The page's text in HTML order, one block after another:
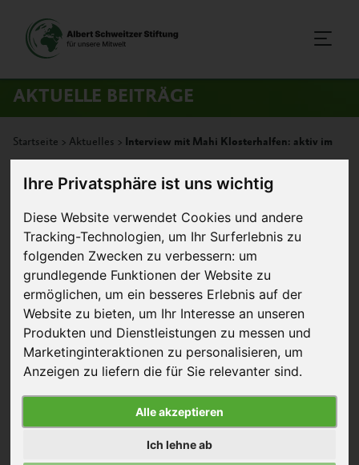
Ihre Privatsphäre ist uns wichtig
Diese Website verwendet Cookies und andere
Tracking-Technologien, um Ihr Surferlebnis zu
folgenden Zwecken zu verbessern: um
grundlegende Funktionen der Website zu
ermöglichen, um ein besseres Erlebnis auf der
Website zu bieten, um Ihr Interesse an unseren
Produkten und Dienstleistungen zu messen und
Marketinginteraktionen zu personalisieren, um
Anzeigen zu liefern die für Sie relevanter sind.
Alle akzeptieren
Ich lehne ab
AKTUELLE BEITRÄGE
Startseite > Aktuelles > Interview mit Mahi Klosterhalfen: aktiv im
20. November 2011 Artikel
Interview mit Mahi Klosterhalfen:
aktiv im Tierschutz
Das folgende Interview hat eine befreundete
Organisation vor kurzem mit Mahi Klosterhalfen,
unserem geschäftsführenden Vorstand, geführt.
Wegen der Rückmeldungen, dass es besonders für
junge Aktive interessant ist, veröffentlichen wir es
jetzt auch auf unserer Seite.
Hallo Mahi, Du hast als